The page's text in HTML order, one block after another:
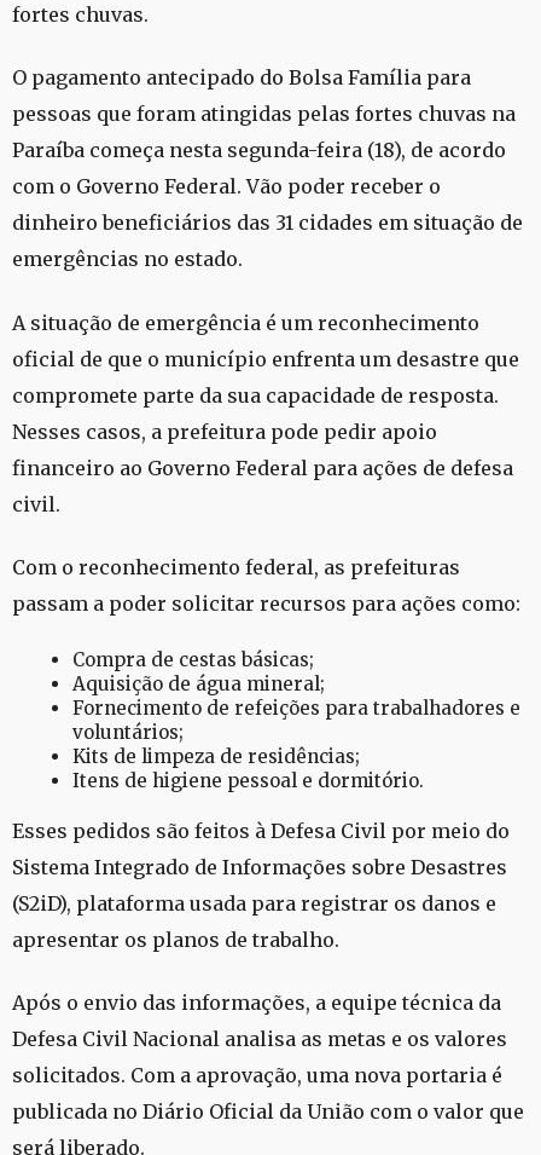
fortes chuvas.
O pagamento antecipado do Bolsa Família para
pessoas que foram atingidas pelas fortes chuvas na
Paraíba começa nesta segunda-feira (18), de acordo
com o Governo Federal. Vão poder receber o
dinheiro beneficiários das 31 cidades em situação de
emergências no estado.
A situação de emergência é um reconhecimento
oficial de que o município enfrenta um desastre que
compromete parte da sua capacidade de resposta.
Nesses casos, a prefeitura pode pedir apoio
financeiro ao Governo Federal para ações de defesa
civil.
Com o reconhecimento federal, as prefeituras
passam a poder solicitar recursos para ações como:
Compra de cestas básicas;
Aquisição de água mineral;
Fornecimento de refeições para trabalhadores e
voluntários;
Kits de limpeza de residências;
Itens de higiene pessoal e dormitório.
Esses pedidos são feitos à Defesa Civil por meio do
Sistema Integrado de Informações sobre Desastres
(S2iD), plataforma usada para registrar os danos e
apresentar os planos de trabalho.
Após o envio das informações, a equipe técnica da
Defesa Civil Nacional analisa as metas e os valores
solicitados. Com a aprovação, uma nova portaria é
publicada no Diário Oficial da União com o valor que
será liberado.